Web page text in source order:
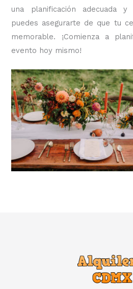
una planificación adecuada
puedes asegurarte de que tu
memorable. ¡Comienza a
evento hoy mismo!